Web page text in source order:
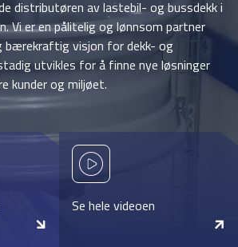
distributøren av lastebil- og bussdekk i
Vi er en pålitelig og lønnsom partner
bærekraftig visjon for dekk- og
utvikles for å finne nye løsninger
kunder og miljøet.
Se hele videoen